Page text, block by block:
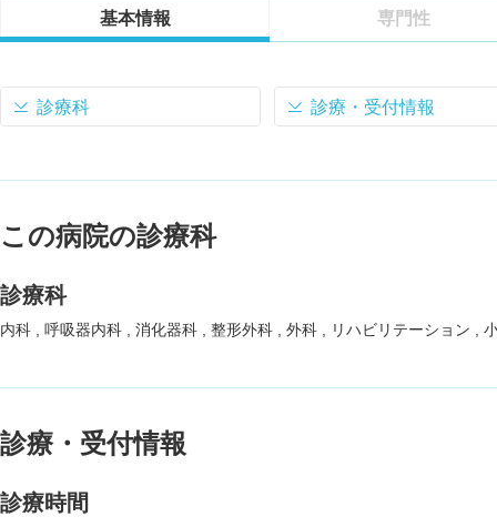
基本情報 専門性
診療科 診療・受付情報
この病院の診療科
診療科
内科 呼吸器内科 消化器科 整形外科 外科 リハビリテーション
診療・受付情報
診療時間